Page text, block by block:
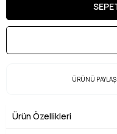
ÜRÜNÜ PAYLAŞ
Ürün Özellikleri